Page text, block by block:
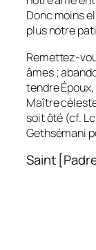
Donc moins
plus notre
Remettez-
âmes ;
tendre
Maître
soit ôté (cf.
Gethsémani
Saint